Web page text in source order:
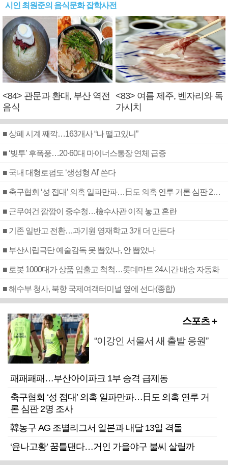
시인 최원준의 음식문화 잡학사전
<84> 관문과 환대, 부산 역전
음식
<83> 여름 제주, 벤자리와 독
가시치
■ 상폐 시계 째깍…163개사 “나 떨고있니”
■ ‘빚투’ 후폭풍…20·60대 마이너스통장 연체 급증
■ 국내 대형로펌도 ‘생성형 AI’ 쓴다
■ 축구협회 ‘성 접대’ 의혹 일파만파…日도 의혹 연루 거론 심판 2명 조사
■ 근무여건 깜깜이 중수청…檢수사관 이직 놓고 혼란
■ 기존 일반고 전환…과기원 영재학교 3개 더 만든다
■ 부산시립극단 예술감독 못 뽑았나, 안 뽑았나
■ 로봇 1000대가 상품 입출고 척척…롯데마트 24시간 배송 자동화
■ 해수부 청사, 북항 국제여객터미널 옆에 선다(종합)
스포츠 +
“이강인 서울서 새 출발 응원”
패패패패…부산아이파크 1부 승격 급제동
축구협회 ‘성 접대’ 의혹 일파만파…日도 의혹 연루 거
론 심판 2명 조사
韓농구 AG 조별리그서 일본과 내달 13일 격돌
‘윤나고황’ 꿈틀댄다…거인 가을야구 불씨 살릴까